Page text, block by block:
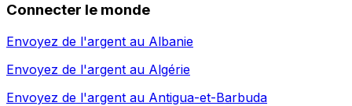
Connecter le monde
Envoyez de l'argent au Albanie
Envoyez de l'argent au Algérie
Envoyez de l'argent au Antigua-et-Barbuda